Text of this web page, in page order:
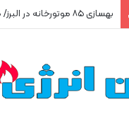
بهسازی ۸۵ موتورخانه در البرز/ صرفه‌جویی ۲۵۰ هزار مترمکعبی گاز در سه ماه